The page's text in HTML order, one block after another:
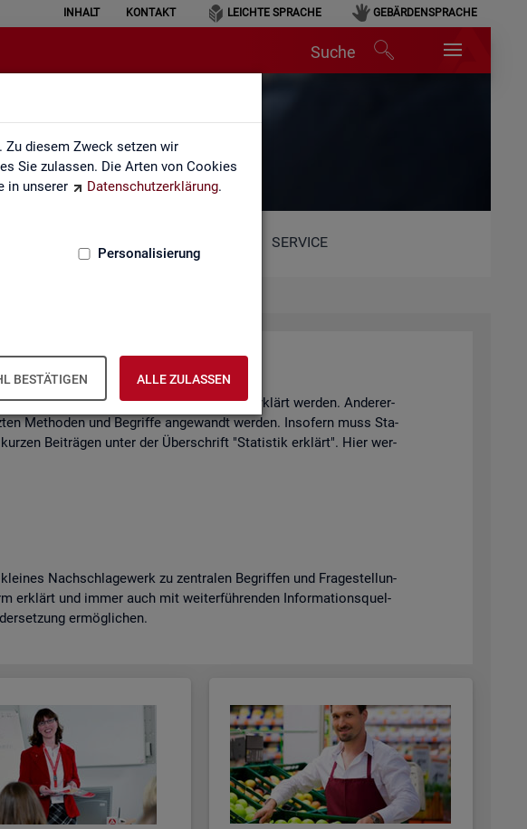
Zu diesem Zweck setzen wir
Sie zulassen. Die Arten von Cookies
in unserer
Datenschutzerklärung.
Personalisierung
BESTÄTIGEN ALLE ZULASSEN
INHALT KONTAKT LEICHTE SPRACHE GEBÄRDENSPRACHE
Suche
SERVICE
In­for­ma­tio­nen Sach­ver­hal­te er­klärt wer­den. An­de­rer­
Me­tho­den und Be­grif­fe an­ge­wandt wer­den. In­so­fern muss Sta­
Bei­trä­gen unter der Über­schrift "Sta­tis­tik er­klärt". Hier wer­
Nach­schla­ge­werk zu zen­tra­len Be­grif­fen und Fra­ge­stel­lun­
er­klärt und immer auch mit wei­ter­füh­ren­den In­for­ma­ti­ons­quel­
er­mög­li­chen.